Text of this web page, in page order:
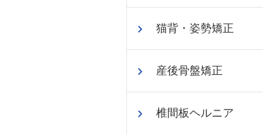
猫背・姿勢矯正
産後骨盤矯正
椎間板ヘルニア